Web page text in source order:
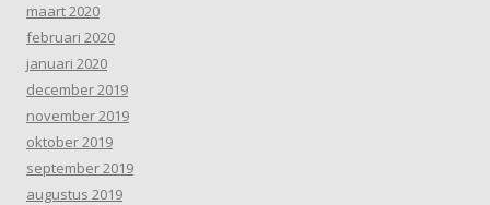
maart 2020
februari 2020
januari 2020
december 2019
november 2019
oktober 2019
september 2019
augustus 2019